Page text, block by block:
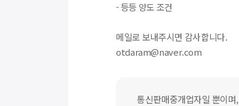
- 등등 양도 조건
메일로 보내주시면 감사합니다.
otdaram@naver.com
통신판매중개업자일 뿐이